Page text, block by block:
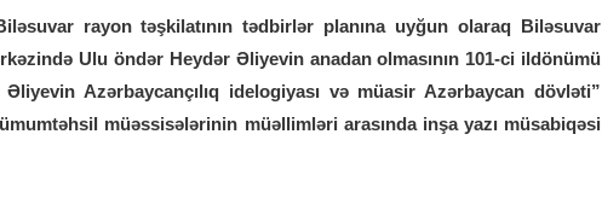
rayon təşkilatının tədbirlər planına uyğun olaraq Biləsuvar
Ulu öndər Heydər Əliyevin anadan olmasının 101-ci ildönümü
Azərbaycançılıq idelogiyası və müasir Azərbaycan dövləti”
müəssisələrinin müəllimləri arasında inşa yazı müsabiqəsi